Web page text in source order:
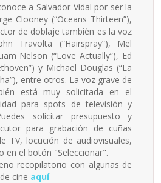
a Salvador Vidal por ser la
Clooney (“Oceans Thirteen”),
de doblaje también es la voz
Travolta (“Hairspray”), Mel
Nelson (“Love Actually”), Ed
y Michael Douglas (“La
entre otros. La voz grave de
está muy solicitada en el
para spots de televisión y
solicitar presupuesto y
para grabación de cuñas
TV, locución de audiovisuales,
en el botón "Seleccionar".
recopilatorio con algunas de
cine aquí